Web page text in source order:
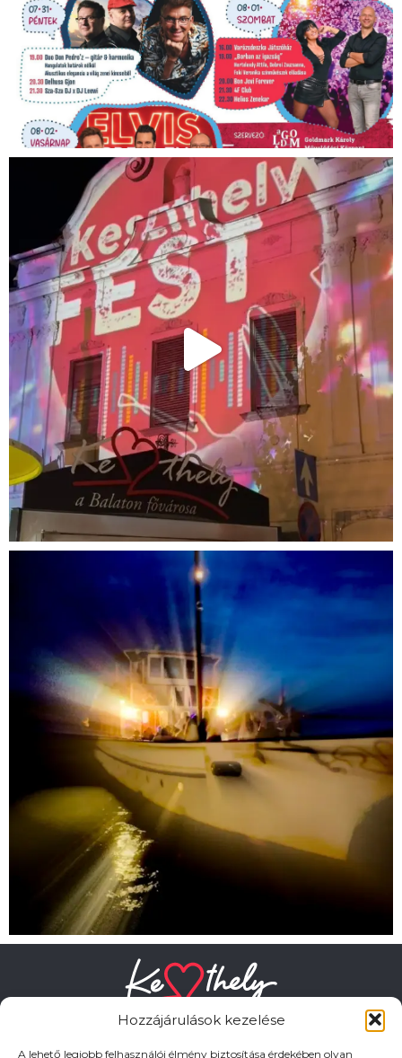
Hozzájárulások kezelése
A lehető legjobb felhasználói élmény biztosítása érdekében olyan